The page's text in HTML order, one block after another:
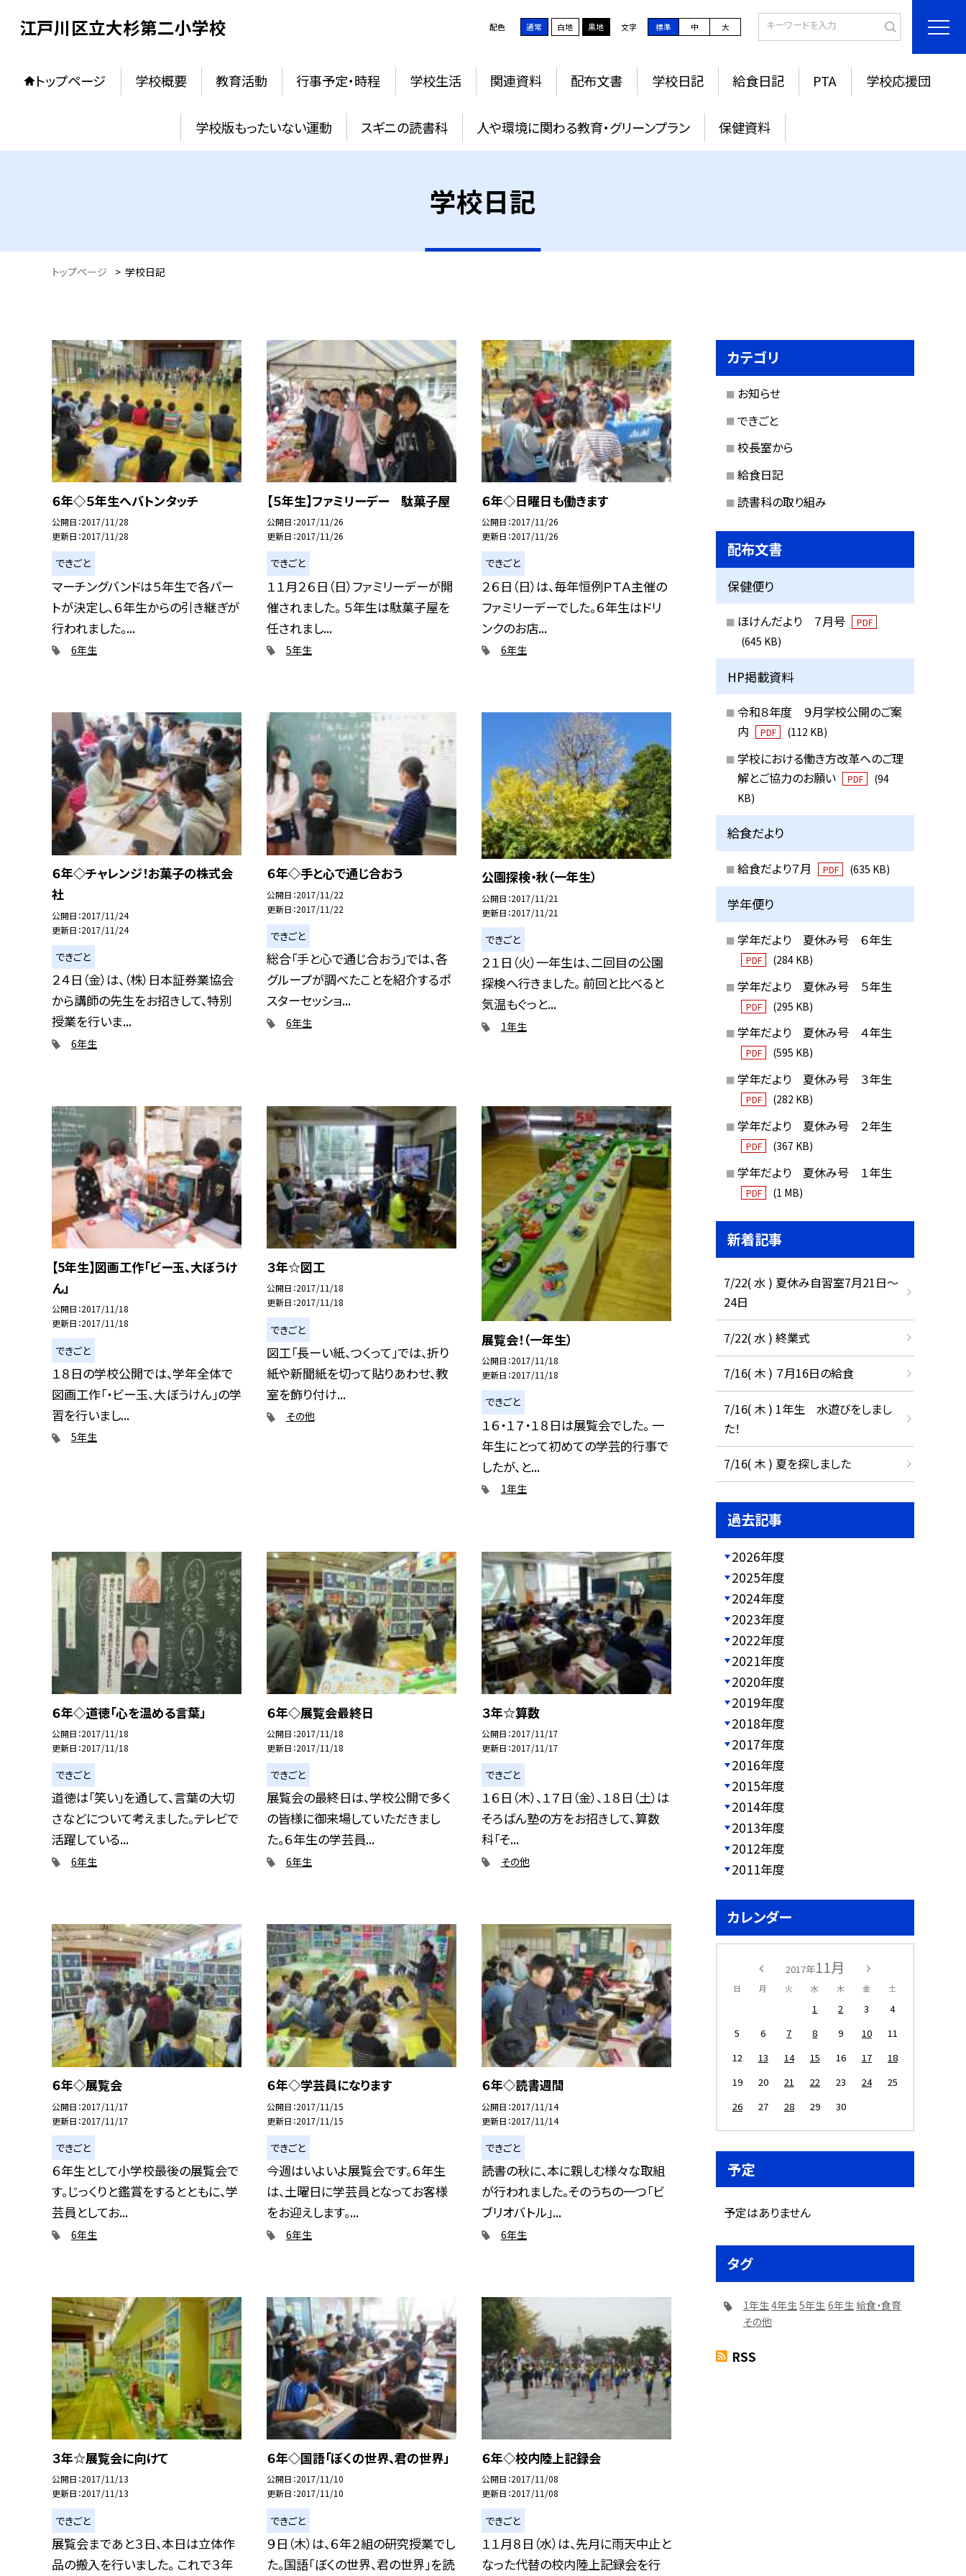
江戸川区立大杉第二小学校 配色 通常 白地 黒地 文字 標準 中 大
トップページ 学校概要 教育活動 行事予定・時程 学校生活 関連資料 配布文書 学校日記 給食日記 PTA 学校応援団
学校版もったいない運動 スギニの読書科 人や環境に関わる教育・グリーンプラン 保健資料
学校日記
トップページ > 学校日記
６年◇５年生へバトンタッチ
公開日 2017/11/28
更新日 2017/11/28
できごと
マーチングバンドは５年生で各パー
トが決定し、６年生からの引き継ぎが
行われました。...
6年生
【５年生】ファミリーデー 駄菓子屋
公開日 2017/11/26
更新日 2017/11/26
できごと
１１月２６日（日）ファミリーデーが開
催されました。 ５年生は駄菓子屋を
任されまし...
5年生
６年◇日曜日も働きます
公開日 2017/11/26
更新日 2017/11/26
できごと
２６日（日）は、毎年恒例ＰＴＡ主催の
ファミリーデーでした。６年生はドリ
ンクのお店...
6年生
６年◇チャレンジ！お菓子の株式会
社
公開日 2017/11/24
更新日 2017/11/24
できごと
２４日（金）は、（株）日本証券業協会
から講師の先生をお招きして、特別
授業を行いま...
6年生
６年◇手と心で通じ合おう
公開日 2017/11/22
更新日 2017/11/22
できごと
総合「手と心で通じ合おう」では、各
グループが調べたことを紹介するポ
スターセッショ...
6年生
公園探検・秋（一年生）
公開日 2017/11/21
更新日 2017/11/21
できごと
２１日（火）一年生は、二回目の公園
探検へ行きました。 前回と比べると
気温もぐっと...
1年生
【5年生】図画工作「ビー玉、大ぼうけ
ん」
公開日 2017/11/18
更新日 2017/11/18
できごと
１８日の学校公開では、学年全体で
図画工作「・ビー玉、大ぼうけん」の学
習を行いまし...
5年生
３年☆図工
公開日 2017/11/18
更新日 2017/11/18
できごと
図工「長ーい紙、つくって」では、折り
紙や新聞紙を切って貼りあわせ、教
室を飾り付け...
その他
展覧会！（一年生）
公開日 2017/11/18
更新日 2017/11/18
できごと
１６・１７・１８日は展覧会でした。 一
年生にとって初めての学芸的行事で
したが、と...
1年生
６年◇道徳「心を温める言葉」
公開日 2017/11/18
更新日 2017/11/18
できごと
道徳は「笑い」を通して、言葉の大切
さなどについて考えました。テレビで
活躍している...
6年生
６年◇展覧会最終日
公開日 2017/11/18
更新日 2017/11/18
できごと
展覧会の最終日は、学校公開で多く
の皆様に御来場していただきまし
た。６年生の学芸員...
6年生
３年☆算数
公開日 2017/11/17
更新日 2017/11/17
できごと
１６日（木）、１７日（金）、１８日（土）は
そろばん塾の方をお招きして、算数
科「そ...
その他
６年◇展覧会
公開日 2017/11/17
更新日 2017/11/17
できごと
６年生として小学校最後の展覧会で
す。じっくりと鑑賞をするとともに、学
芸員としてお...
6年生
６年◇学芸員になります
公開日 2017/11/15
更新日 2017/11/15
できごと
今週はいよいよ展覧会です。６年生
は、土曜日に学芸員となってお客様
をお迎えします。...
6年生
６年◇読書週間
公開日 2017/11/14
更新日 2017/11/14
できごと
読書の秋に、本に親しむ様々な取組
が行われました。そのうちの一つ「ビ
ブリオバトル」...
6年生
３年☆展覧会に向けて
公開日 2017/11/13
更新日 2017/11/13
できごと
展覧会まであと３日、本日は立体作
品の搬入を行いました。 これで３年
６年◇国語「ぼくの世界、君の世界」
公開日 2017/11/10
更新日 2017/11/10
できごと
９日（木）は、６年２組の研究授業でし
た。国語「ぼくの世界、君の世界」を読
６年◇校内陸上記録会
公開日 2017/11/08
更新日 2017/11/08
できごと
１１月８日（水）は、先月に雨天中止と
なった代替の校内陸上記録会を行
カテゴリ
お知らせ
できごと
校長室から
給食日記
読書科の取り組み
配布文書
保健便り
ほけんだより ７月号 PDF
(645 KB)
HP掲載資料
令和８年度 ９月学校公開のご案
内
PDF (112 KB)
学校における働き方改革へのご理
解とご協力のお願い
PDF
(94
KB)
給食だより
給食だより７月 PDF (635 KB)
学年便り
学年だより 夏休み号 ６年生
PDF (284 KB)
学年だより 夏休み号 ５年生
PDF (295 KB)
学年だより 夏休み号 ４年生
PDF (595 KB)
学年だより 夏休み号 ３年生
PDF (282 KB)
学年だより 夏休み号 ２年生
PDF (367 KB)
学年だより 夏休み号 １年生
PDF (1 MB)
新着記事
7/22( 水 ) 夏休み自習室7月21日〜
24日
7/22( 水 ) 終業式
7/16( 木 ) ７月16日の給食
7/16( 木 ) 1年生 水遊びをしまし
た！
7/16( 木 ) 夏を探しました
過去記事
2026年度
2025年度
2024年度
2023年度
2022年度
2021年度
2020年度
2019年度
2018年度
2017年度
2016年度
2015年度
2014年度
2013年度
2012年度
2011年度
カレンダー
2017年11月
日 月 火 水 木 金 土
1 2 3
4
5
6 7 8 9 10
11
12
13 14 15 16 17
18
19
20 21 22 23 24
25
26
27 28 29 30
予定
予定はありません
タグ
1年生4年生5年生 6年生 給食・食育
その他
RSS